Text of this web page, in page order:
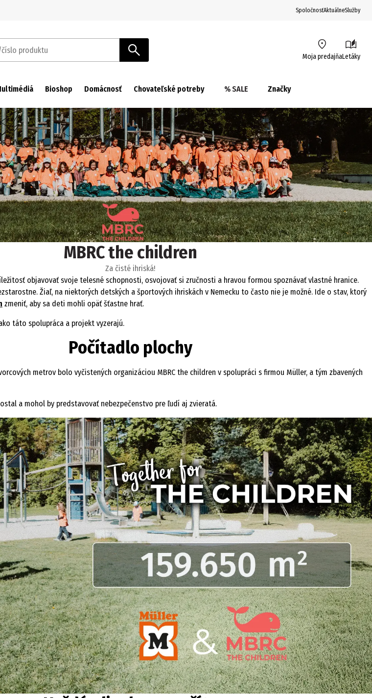
SpoločnosťAktuálneSlužby
produktu Moja predajňaLetáky
Bioshop Domácnosť Chovateľské potreby % SALE Značky
MBRC the children
Za čisté ihriská!
objavovať svoje telesné schopnosti, osvojovať si zručnosti a hravou formou spoznávať vlastné hranice.
Žiaľ, na niektorých detských a športových ihriskách v Nemecku to často nie je možné. Ide o stav, ktorý
zmeniť, aby sa deti mohli opäť šťastne hrať.
táto spolupráca a projekt vyzerajú.
Počítadlo plochy
metrov bolo vyčistených organizáciou MBRC the children v spolupráci s firmou Müller, a tým zbavených
a mohol by predstavovať nebezpečenstvo pre ľudí aj zvieratá.